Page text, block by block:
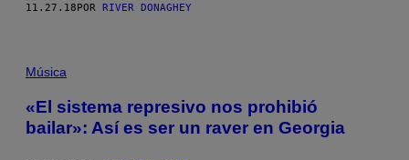
11.27.18POR RIVER DONAGHEY
Música
«El sistema represivo nos prohibió
bailar»: Así es ser un raver en Georgia